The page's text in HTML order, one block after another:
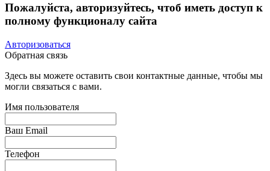
Пожалуйста, авторизуйтесь, чтоб иметь доступ к
полному функционалу сайта
Авторизоваться
Обратная связь
Здесь вы можете оставить свои контактные данные, чтобы мы
могли связаться с вами.
Имя пользователя
Ваш Email
Телефон